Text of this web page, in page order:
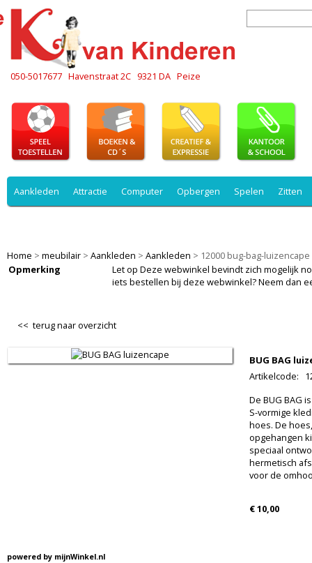
050-5017677 Havenstraat 2C 9321 DA Peize
Aankleden Attractie Computer Opbergen Spelen Zitten
Home > meubilair > Aankleden > Aankleden > 12000 bug-bag-luizencape
Opmerking
Let op Deze webwinkel bevindt zich mogelijk
iets bestellen bij deze webwinkel? Neem dan
<< terug naar overzicht
BUG BAG
Artikelcode:
De BUG BAG
S-vormige
hoes. De
opgehangen
speciaal
hermetisch
voor de
€ 10,00
powered by mijnWinkel.nl